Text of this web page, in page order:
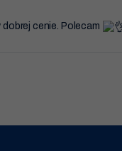
cenie. Polecam